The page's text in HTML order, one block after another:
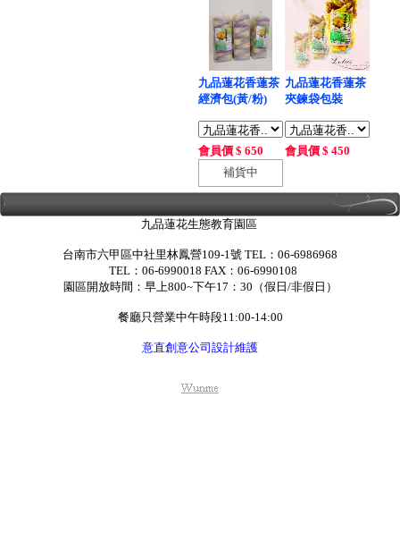
九品蓮花香蓮茶
經濟包(黃/粉)
會員價 $ 650
補貨中
九品蓮花香蓮茶
夾鍊袋包裝
會員價 $ 450
九品蓮花生態教育園區
台南市六甲區中社里林鳳營109-1號 TEL：06-6986968
TEL：06-6990018 FAX：06-6990108
園區開放時間：早上800~下午17：30（假日/非假日）
餐廳只營業中午時段11:00-14:00
意直創意公司設計維護